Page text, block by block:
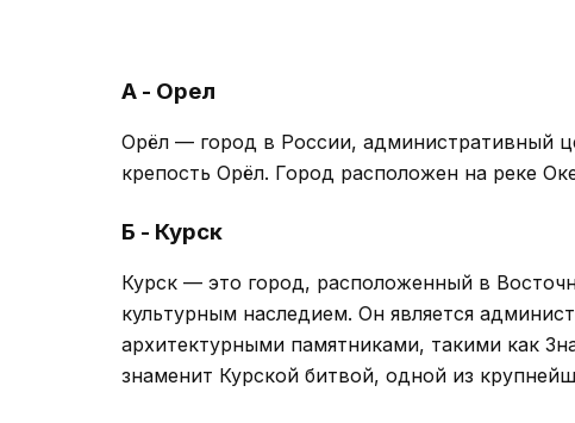
А - Орел
Орёл — город в России, административный
крепость Орёл. Город расположен на реке
Б - Курск
Курск — это город, расположенный в
культурным наследием. Он является
архитектурными памятниками, такими как
знаменит Курской битвой, одной из